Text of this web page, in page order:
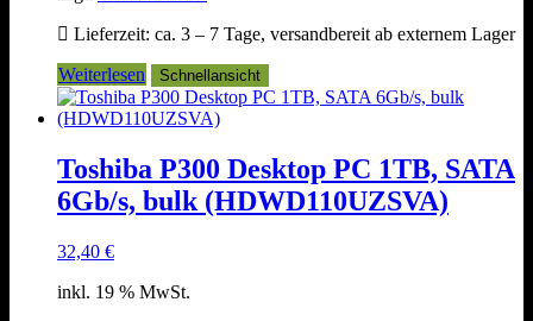
Lieferzeit: ca. 3 – 7 Tage, versandbereit ab externem Lager
Weiterlesen
Schnellansicht
Toshiba P300 Desktop PC 1TB, SATA
6Gb/s, bulk (HDWD110UZSVA)
32,40 €
inkl. 19 % MwSt.